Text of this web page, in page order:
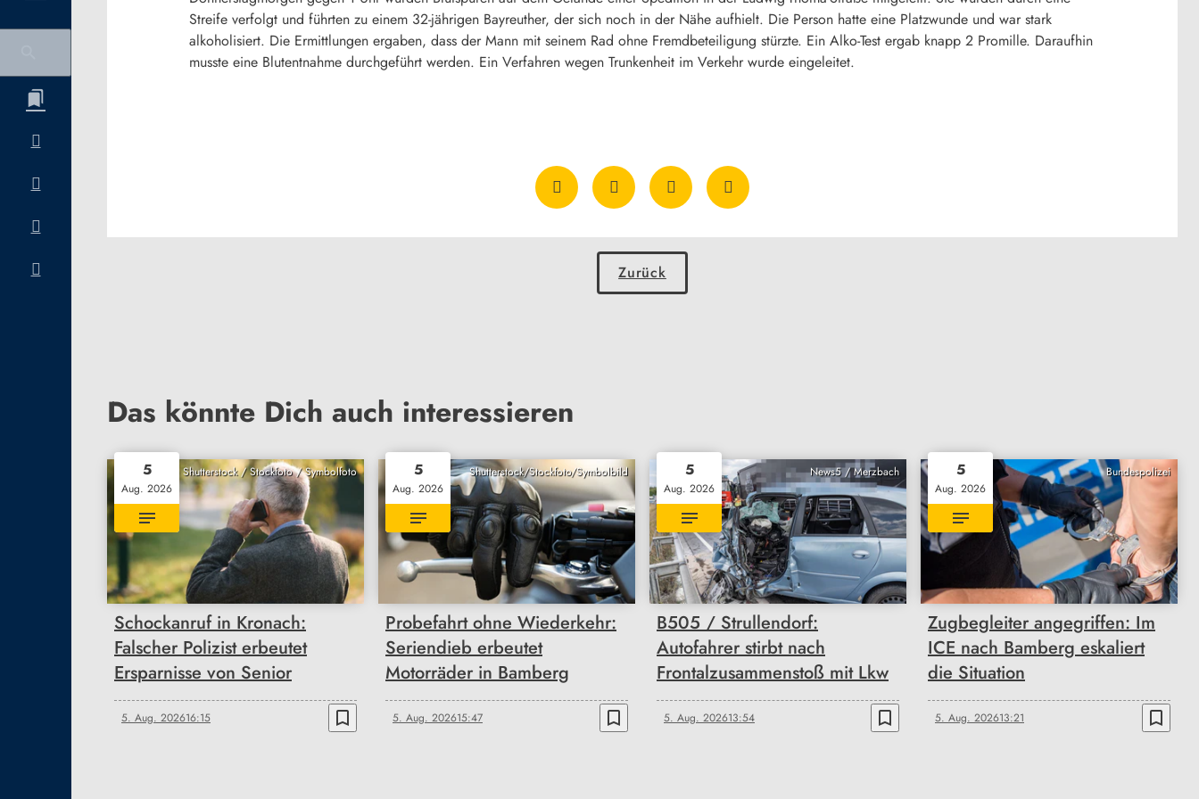
Streife verfolgt und führten zu einem 32-jährigen Bayreuther, der sich noch in der Nähe aufhielt. Die Person hatte eine Platzwunde und war stark
alkoholisiert. Die Ermittlungen ergaben, dass der Mann mit seinem Rad ohne Fremdbeteiligung stürzte. Ein Alko-Test ergab knapp 2 Promille. Daraufhin
musste eine Blutentnahme durchgeführt werden. Ein Verfahren wegen Trunkenheit im Verkehr wurde eingeleitet.
Zurück
Das könnte Dich auch interessieren
Shutterstock / Stockfoto / Symbolfoto
5
Aug. 2026
Schockanruf in Kronach:
Falscher Polizist erbeutet
Ersparnisse von Senior
5. Aug. 202616:15 bookmark_border
Shutterstock/Stockfoto/Symbolbild
5
Aug. 2026
Probefahrt ohne Wiederkehr:
Seriendieb erbeutet
Motorräder in Bamberg
5. Aug. 202615:47 bookmark_border
News5 / Merzbach
5
Aug. 2026
B505 / Strullendorf:
Autofahrer stirbt nach
Frontalzusammenstoß mit Lkw
5. Aug. 202613:54 bookmark_border
Bundespolizei
5
Aug. 2026
Zugbegleiter angegriffen: Im
ICE nach Bamberg eskaliert
die Situation
5. Aug. 202613:21 bookmark_border